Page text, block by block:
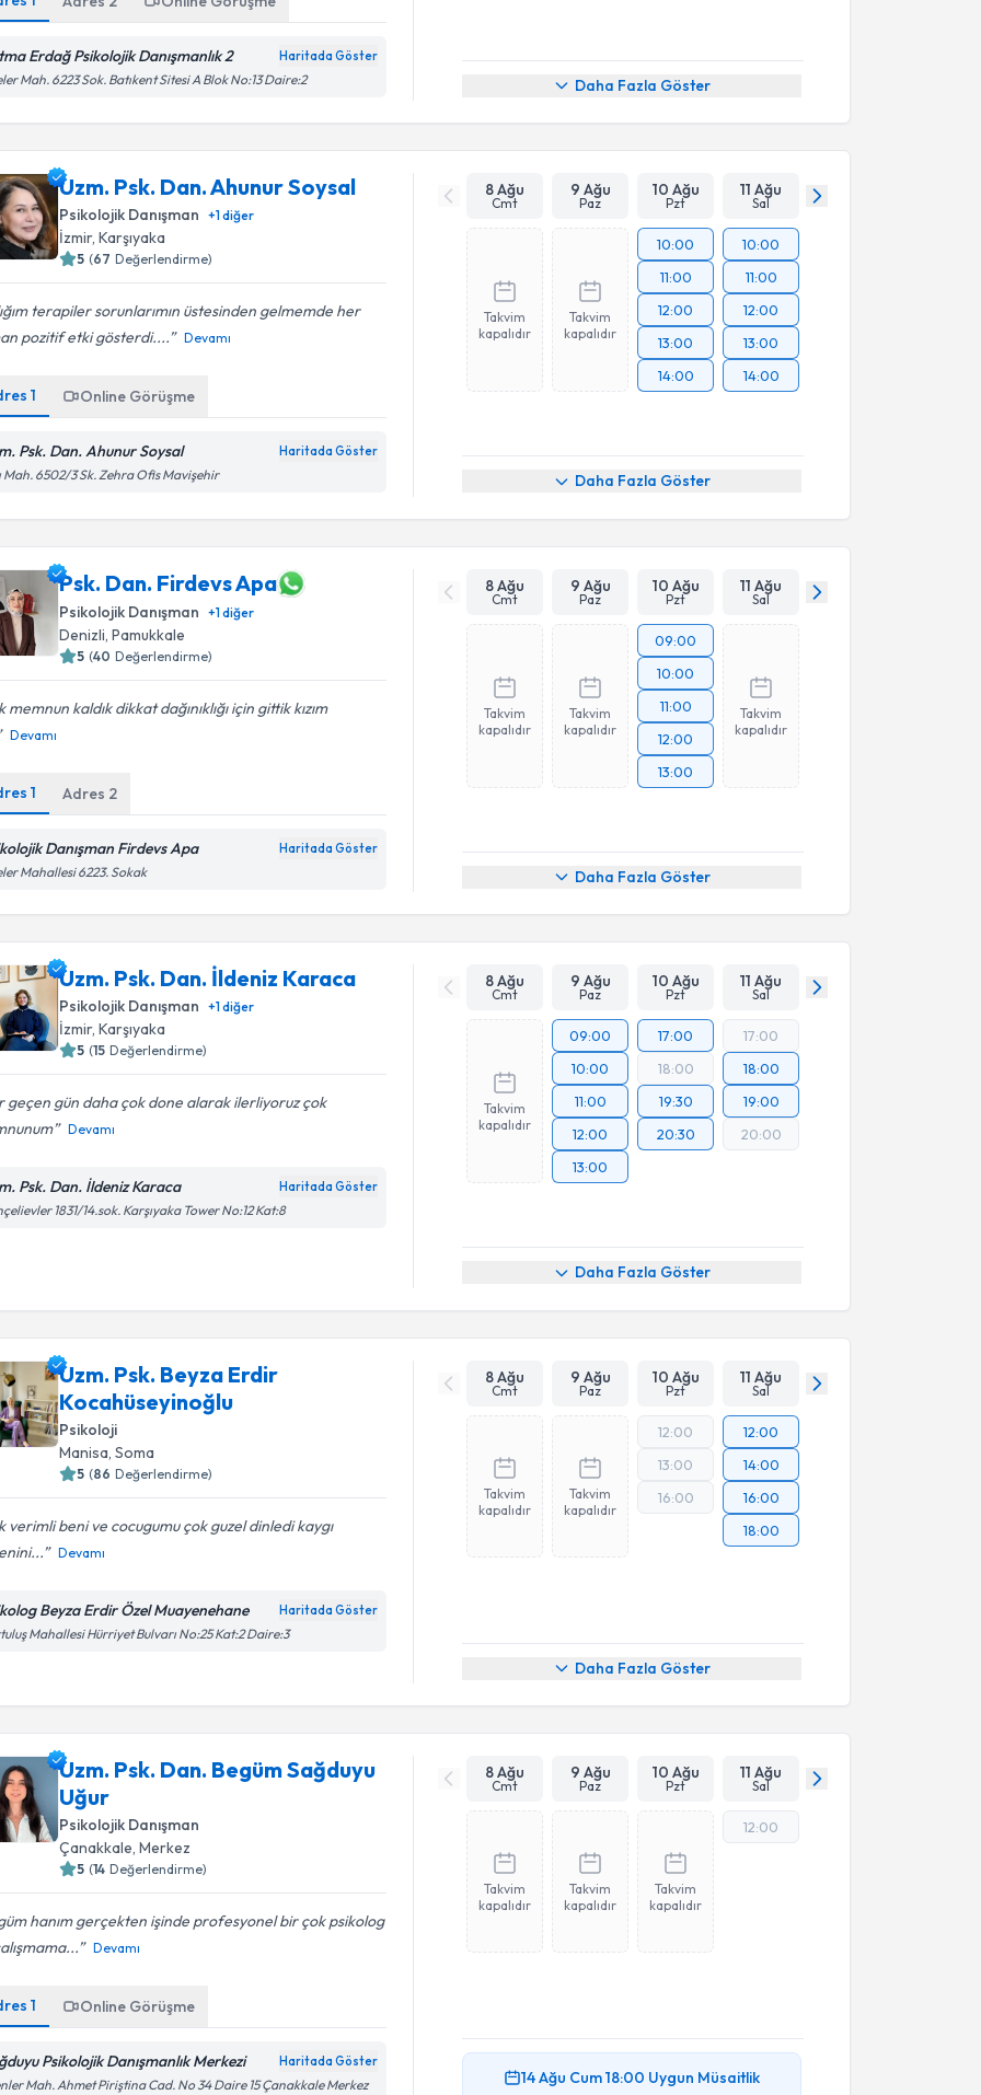
Erdağ Psikolojik Danışmanlık 2 Haritada Göster
Mah. 6223 Sok. Batıkent Sitesi A Blok No:13 Daire:2 Daha Fazla Göster
Uzm. Psk. Dan. Ahunur Soysal
Psikolojik Danışman +1diğer
İzmir, Karşıyaka
5 (67 Değerlendirme)
terapiler sorunlarımın üstesinden gelmemde her
pozitif etki gösterdi....
Devamı
1 Online Görüşme
Psk. Dan. Ahunur Soysal Haritada Göster
Mah. 6502/3 Sk. Zehra Ofis Mavişehir
8 Ağu
Cmt
9 Ağu
Paz
10 Ağu
Pzt
11 Ağu
Sal
Takvim
kapalıdır
Takvim
kapalıdır
10:00
11:00
12:00
13:00
14:00
10:00
11:00
12:00
13:00
14:00
Daha Fazla Göster
Psk. Dan. Firdevs Apa
Psikolojik Danışman +1diğer
Denizli , Pamukkale
5 (40 Değerlendirme)
memnun kaldık dikkat dağınıklığı için gittik kızım
Devamı
1 Adres 2
Danışman Firdevs Apa Haritada Göster
Mahallesi 6223. Sokak
8 Ağu
Cmt
9 Ağu
Paz
10 Ağu
Pzt
11 Ağu
Sal
Takvim
kapalıdır
Takvim
kapalıdır
09:00
10:00
11:00
12:00
13:00
Takvim
kapalıdır
Daha Fazla Göster
Uzm. Psk. Dan. İldeniz Karaca
Psikolojik Danışman +1diğer
İzmir, Karşıyaka
5 (15 Değerlendirme)
geçen gün daha çok done alarak ilerliyoruz çok
Devamı
Psk. Dan. İldeniz Karaca Haritada Göster
1831/14.sok. Karşıyaka Tower No:12 Kat:8
8 Ağu
Cmt
9 Ağu
Paz
10 Ağu
Pzt
11 Ağu
Sal
Takvim
kapalıdır
09:00
10:00
11:00
12:00
13:00
17:00
18:00
19:30
20:30
17:00
18:00
19:00
20:00
Daha Fazla Göster
Uzm. Psk. Beyza Erdir
Kocahüseyinoğlu
Psikoloji
Manisa , Soma
5 (86 Değerlendirme)
verimli beni ve cocugumu çok guzel dinledi kaygı
Devamı
Beyza Erdir Özel Muayenehane Haritada Göster
Mahallesi Hürriyet Bulvarı No:25 Kat:2 Daire:3
8 Ağu
Cmt
9 Ağu
Paz
10 Ağu
Pzt
11 Ağu
Sal
Takvim
kapalıdır
Takvim
kapalıdır
12:00
13:00
16:00
12:00
14:00
16:00
18:00
Daha Fazla Göster
Uzm. Psk. Dan. Begüm Sağduyu
Uğur
Psikolojik Danışman
Çanakkale, Merkez
5 (14 Değerlendirme)
hanım gerçekten işinde profesyonel bir çok psikolog
Devamı
1 Online Görüşme
Psikolojik Danışmanlık Merkezi Haritada Göster
Mah. Ahmet Piriştina Cad. No 34 Daire 15 Çanakkale Merkez
8 Ağu
Cmt
9 Ağu
Paz
10 Ağu
Pzt
11 Ağu
Sal
Takvim
kapalıdır
Takvim
kapalıdır
Takvim
kapalıdır
12:00
14 Ağu Cum18:00 Uygun Müsaitlik